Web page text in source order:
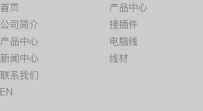
首页
公司简介
产品中心
新闻中心
联系我们
EN
产品中心
接插件
电脑线
线材